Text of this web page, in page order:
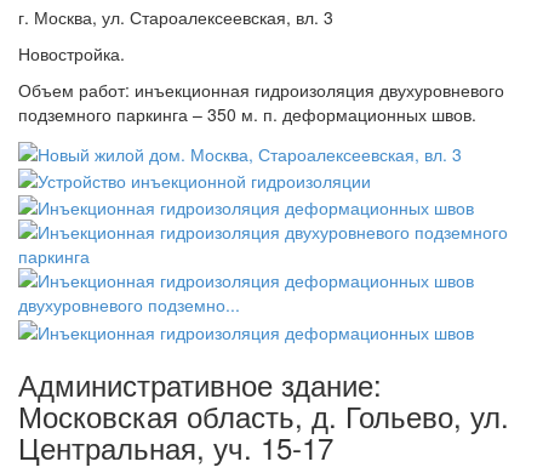
г. Москва, ул. Староалексеевская, вл. 3
Новостройка.
Объем работ: инъекционная гидроизоляция двухуровневого
подземного паркинга – 350 м. п. деформационных швов.
Административное здание:
Московская область, д. Гольево, ул.
Центральная, уч. 15-17